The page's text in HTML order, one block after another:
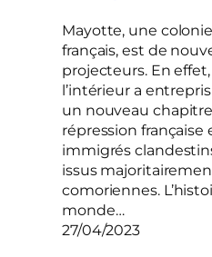
Mayotte, une
français, est de
projecteurs. En
l’intérieur a
un nouveau
répression française
immigrés
issus
comoriennes.
monde…
27/04/2023